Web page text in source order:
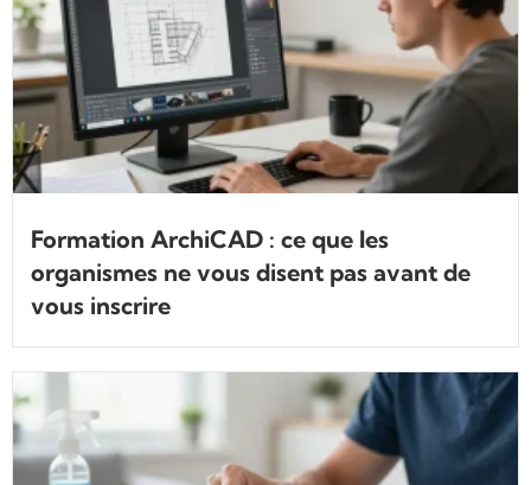
Formation ArchiCAD : ce que les
organismes ne vous disent pas avant de
vous inscrire